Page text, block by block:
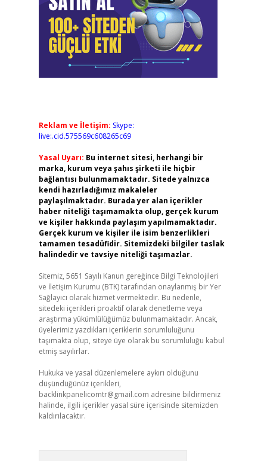
Reklam ve İletişim: Skype:
live:.cid.575569c608265c69
Yasal Uyarı: Bu internet sitesi, herhangi bir
marka, kurum veya şahıs şirketi ile hiçbir
bağlantısı bulunmamaktadır. Sitede yalnızca
kendi hazırladığımız makaleler
paylaşılmaktadır. Burada yer alan içerikler
haber niteliği taşımamakta olup, gerçek kurum
ve kişiler hakkında paylaşım yapılmamaktadır.
Gerçek kurum ve kişiler ile isim benzerlikleri
tamamen tesadüfidir. Sitemizdeki bilgiler taslak
halindedir ve tavsiye niteliği taşımazlar.
Sitemiz, 5651 Sayılı Kanun gereğince Bilgi Teknolojileri
ve İletişim Kurumu (BTK) tarafından onaylanmış bir Yer
Sağlayıcı olarak hizmet vermektedir. Bu nedenle,
sitedeki içerikleri proaktif olarak denetleme veya
araştırma yükümlülüğümüz bulunmamaktadır. Ancak,
üyelerimiz yazdıkları içeriklerin sorumluluğunu
taşımakta olup, siteye üye olarak bu sorumluluğu kabul
etmiş sayılırlar.
Hukuka ve yasal düzenlemelere aykırı olduğunu
düşündüğünüz içerikleri,
backlinkpanelicomtr@gmail.com adresine bildirmeniz
halinde, ilgili içerikler yasal süre içerisinde sitemizden
kaldırılacaktır.